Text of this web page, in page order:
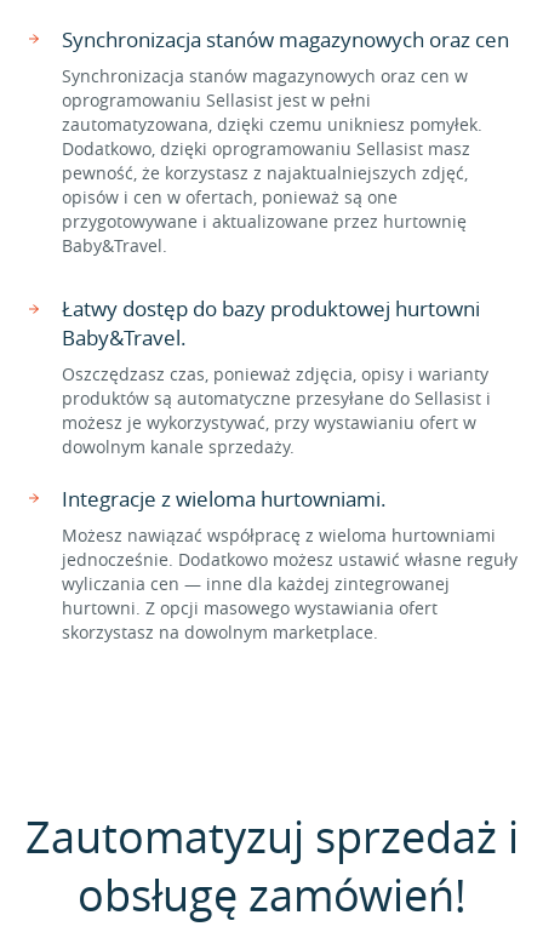
Synchronizacja stanów magazynowych oraz cen
Synchronizacja stanów magazynowych oraz cen w
oprogramowaniu Sellasist jest w pełni
zautomatyzowana, dzięki czemu unikniesz pomyłek.
Dodatkowo, dzięki oprogramowaniu Sellasist masz
pewność, że korzystasz z najaktualniejszych zdjęć,
opisów i cen w ofertach, ponieważ są one
przygotowywane i aktualizowane przez hurtownię
Baby&Travel.
Łatwy dostęp do bazy produktowej hurtowni
Baby&Travel.
Oszczędzasz czas, ponieważ zdjęcia, opisy i warianty
produktów są automatyczne przesyłane do Sellasist i
możesz je wykorzystywać, przy wystawianiu ofert w
dowolnym kanale sprzedaży.
Integracje z wieloma hurtowniami.
Możesz nawiązać współpracę z wieloma hurtowniami
jednocześnie. Dodatkowo możesz ustawić własne reguły
wyliczania cen — inne dla każdej zintegrowanej
hurtowni. Z opcji masowego wystawiania ofert
skorzystasz na dowolnym marketplace.
Zautomatyzuj sprzedaż i
obsługę zamówień!